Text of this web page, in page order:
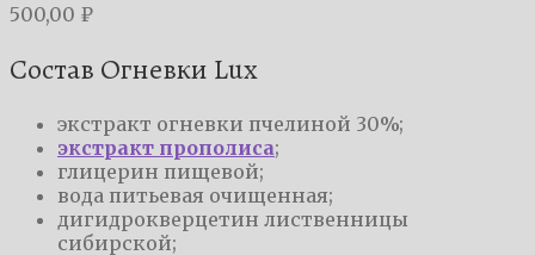
500,00 ₽
Состав Огневки Lux
экстракт огневки пчелиной 30%;
экстракт прополиса;
глицерин пищевой;
вода питьевая очищенная;
дигидрокверцетин лиственницы
сибирской;